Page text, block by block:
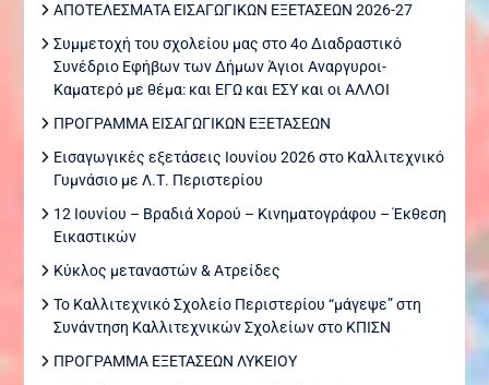
ΑΠΟΤΕΛΕΣΜΑΤΑ ΕΙΣΑΓΩΓΙΚΩΝ ΕΞΕΤΑΣΕΩΝ 2026-27
Συμμετοχή του σχολείου μας στο 4ο Διαδραστικό
Συνέδριο Εφήβων των Δήμων Άγιοι Αναργυροι-
Καματερό με θέμα: και ΕΓΩ και ΕΣΥ και οι ΑΛΛΟΙ
ΠΡΟΓΡΑΜΜΑ ΕΙΣΑΓΩΓΙΚΩΝ ΕΞΕΤΑΣΕΩΝ
Εισαγωγικές εξετάσεις Ιουνίου 2026 στο Καλλιτεχνικό
Γυμνάσιο με Λ.Τ. Περιστερίου
12 Ιουνίου – Βραδιά Χορού – Κινηματογράφου – Έκθεση
Εικαστικών
Κύκλος μεταναστών & Ατρείδες
Το Καλλιτεχνικό Σχολείο Περιστερίου “μάγεψε” στη
Συνάντηση Καλλιτεχνικών Σχολείων στο ΚΠΙΣΝ
ΠΡΟΓΡΑΜΜΑ ΕΞΕΤΑΣΕΩΝ ΛΥΚΕΙΟΥ